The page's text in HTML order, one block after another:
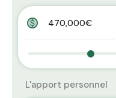
L'apport personnel